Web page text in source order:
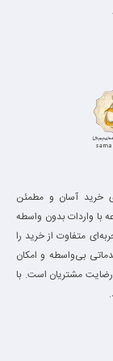
برای خرید آسان و مطمئن
با واردات بدون واسطه
متفاوت از خرید را
بی‌واسطه و امکان
رضایت مشتریان است. با